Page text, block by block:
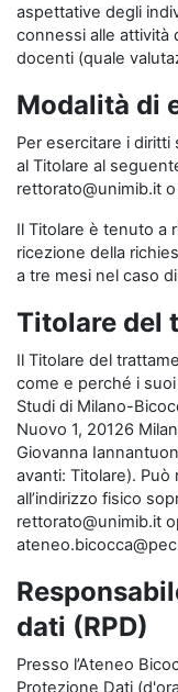
aspettative degli
connessi alle attività
docenti (quale
Modalità di
Per esercitare i
al Titolare al
rettorato@unimib.it
Il Titolare è tenuto a
ricezione della
a tre mesi nel caso
Titolare del
Il Titolare del
come e perché i
Studi di Milano-
Nuovo 1, 20126
Giovanna
avanti: Titolare). Può
all’indirizzo fisico
rettorato@unimib.it
dati (RPD)
Presso l’Ateneo
Protezione Dati